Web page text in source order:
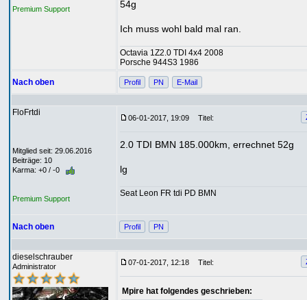
Premium Support
54g
Ich muss wohl bald mal ran.
Octavia 1Z2.0 TDI 4x4 2008
Porsche 944S3 1986
Nach oben Profil PN E-Mail
FloFrtdi
Mitglied seit: 29.06.2016
Beiträge: 10
Karma: +0 / -0
Premium Support
06-01-2017, 19:09 Titel:
2.0 TDI BMN 185.000km, errechnet 52g
lg
Seat Leon FR tdi PD BMN
Nach oben Profil PN
dieselschrauber
Administrator 07-01-2017, 12:18 Titel:
Mpire hat folgendes geschrieben: